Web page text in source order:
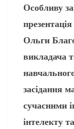
Особливу
Ольги
викладача
засідання
сучасними
інтелекту